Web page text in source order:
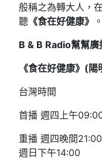
般稱之為轉大人，
聽 《食在好健康》
。
B & B Radio幫幫廣
《食在好健康》(陽
台灣時間
首播 週四上午
重播 週四晚間
週日下午14:00